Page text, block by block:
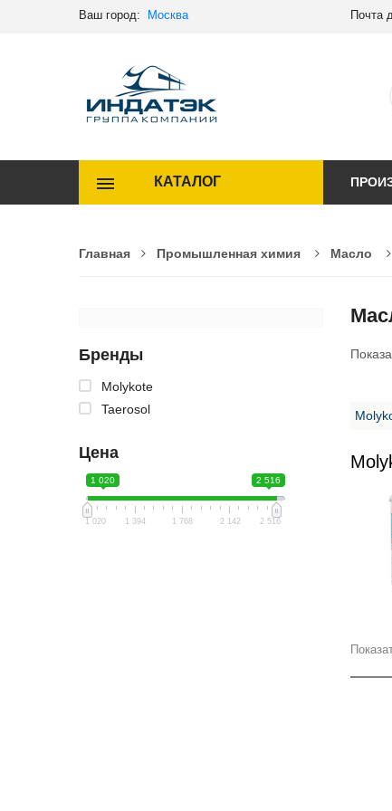
Ваш город: Москва Почта
КАТАЛОГ
Главная Промышленная химия Масло
Бренды
Molykote
Taerosol
Цена
1 020 2 516
1 020 1 394 1 768 2 142 2 516